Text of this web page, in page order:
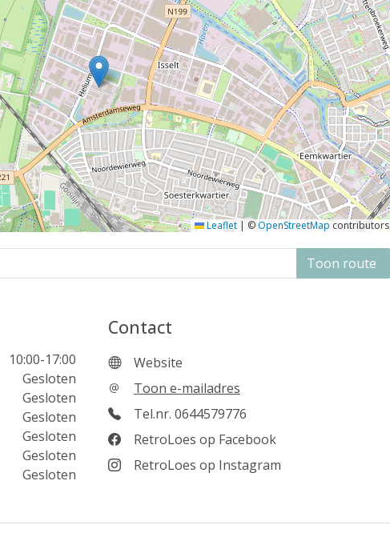
Leaflet | ©OpenStreetMapcontributors
Toon route
10:00-17:00
Gesloten
Gesloten
Gesloten
Gesloten
Gesloten
Gesloten
Contact
Website
Toon e-mailadres
Tel.nr. 0644579776
RetroLoes op Facebook
RetroLoes op Instagram